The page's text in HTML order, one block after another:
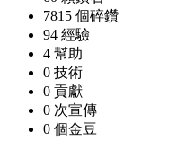
7815 個碎鑽
94 經驗
4 幫助
0 技術
0 貢獻
0 次宣傳
0 個金豆